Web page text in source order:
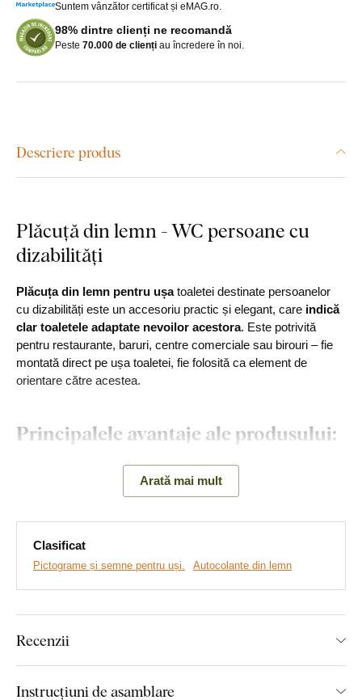
Suntem vânzător certificat și eMAG.ro.
98% dintre clienți ne recomandă
Peste 70.000 de clienți au încredere în noi.
Descriere produs
Plăcuță din lemn - WC persoane cu
dizabilități
Plăcuța din lemn pentru ușatoaletei destinate persoanelor
cu dizabilități este un accesoriu practic și elegant, care indică
clar toaletele adaptate nevoilor acestora. Este potrivită
pentru restaurante, baruri, centre comerciale sau birouri – fie
montată direct pe ușa toaletei, fie folosită ca element de
orientare către acestea.
Principalele avantaje ale produsului:
Sticker rezistent din lemn
Design atemporal al produsului
Montaj simplu și rapid
Produs ecologic din lemn
Montaj pe care îl poate realiza
Arată mai mult
Clasificat
Pictograme și semne pentru uși. Autocolante din lemn
Recenzii
Instrucțiuni de asamblare